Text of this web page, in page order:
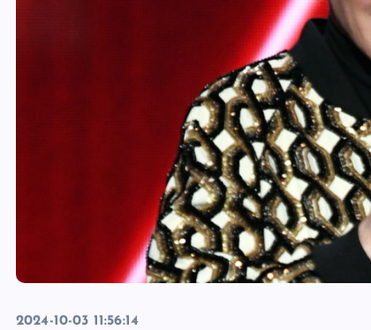
2024-10-03 11:56:14